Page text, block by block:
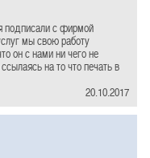
подписали с фирмой
мы свою работу
он с нами ни чего не
на то что печать в
20.10.2017